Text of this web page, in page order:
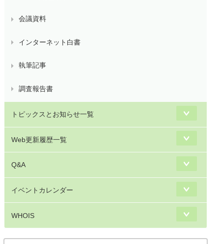
会議資料
インターネット白書
執筆記事
調査報告書
トピックスとお知らせ一覧
Web更新履歴一覧
Q&A
イベントカレンダー
WHOIS